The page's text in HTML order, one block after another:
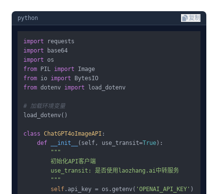
python 复制
import
import
import
from PIL import
from io import
from dotenv import load_dotenv
# 加载环境变量
load_dotenv()
class ChatGPT4oImageAPI :
def
__init__ ( self, use_transit=True):
"""
        初始化API客户端
        use_transit: 是否使用laozhang.ai中转服务
        """
self .api_key = os.getenv( 'OPENAI_API_KEY' )